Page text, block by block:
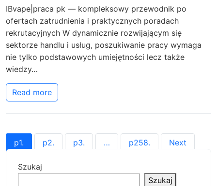
IBvape|praca pk — kompleksowy przewodnik po
ofertach zatrudnienia i praktycznych poradach
rekrutacyjnych W dynamicznie rozwijającym się
sektorze handlu i usług, poszukiwanie pracy wymaga
nie tylko podstawowych umiejętności lecz także
wiedzy…
Read more
p1. p2. p3. … p258. Next
Szukaj
Szukaj